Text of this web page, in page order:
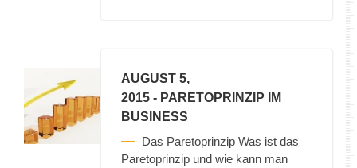
AUGUST 5,
2015 - PARETOPRINZIP IM
BUSINESS
Das Paretoprinzip Was ist das
Paretoprinzip und wie kann man